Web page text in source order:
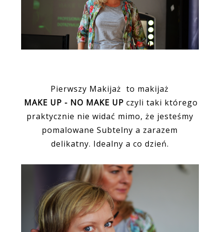
Pierwszy Makijaż to makijaż
MAKE UP - NO MAKE UPczyli taki którego
praktycznie nie widać mimo, że jesteśmy
pomalowane Subtelny a zarazem
delikatny. Idealny a co dzień.